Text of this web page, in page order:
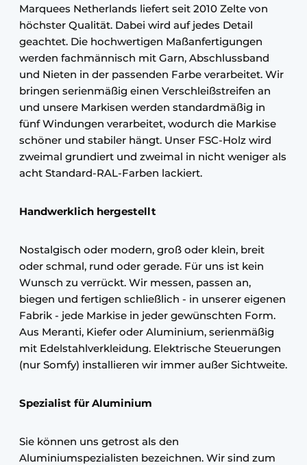
Marquees Netherlands liefert seit 2010 Zelte von
höchster Qualität. Dabei wird auf jedes Detail
geachtet. Die hochwertigen Maßanfertigungen
werden fachmännisch mit Garn, Abschlussband
und Nieten in der passenden Farbe verarbeitet. Wir
bringen serienmäßig einen Verschleißstreifen an
und unsere Markisen werden standardmäßig in
fünf Windungen verarbeitet, wodurch die Markise
schöner und stabiler hängt. Unser FSC-Holz wird
zweimal grundiert und zweimal in nicht weniger als
acht Standard-RAL-Farben lackiert.
Handwerklich hergestellt
Nostalgisch oder modern, groß oder klein, breit
oder schmal, rund oder gerade. Für uns ist kein
Wunsch zu verrückt. Wir messen, passen an,
biegen und fertigen schließlich - in unserer eigenen
Fabrik - jede Markise in jeder gewünschten Form.
Aus Meranti, Kiefer oder Aluminium, serienmäßig
mit Edelstahlverkleidung. Elektrische Steuerungen
(nur Somfy) installieren wir immer außer Sichtweite.
Spezialist für Aluminium
Sie können uns getrost als den
Aluminiumspezialisten bezeichnen. Wir sind zum